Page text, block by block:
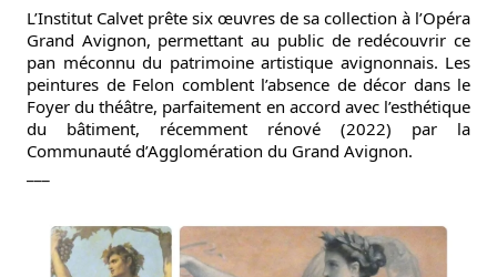
L’Institut Calvet prête six œuvres de sa collection à l’Opéra
Grand Avignon, permettant au public de redécouvrir ce
pan méconnu du patrimoine artistique avignonnais. Les
peintures de Felon comblent l’absence de décor dans le
Foyer du théâtre, parfaitement en accord avec l’esthétique
du bâtiment, récemment rénové (2022) par la
Communauté d’Agglomération du Grand Avignon.